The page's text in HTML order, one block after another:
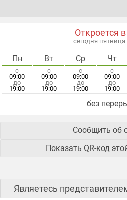
Откроется
сегодня пятница
Пн
с
09:00
до
19:00
Вт
с
09:00
до
19:00
Ср
с
09:00
до
19:00
Чт
с
09:00
до
19:00
без
Сообщить об
Показать QR-код
Являетесь